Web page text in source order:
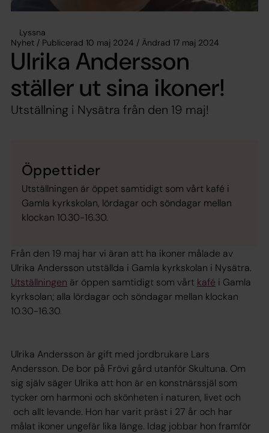
Lyssna
Nyhet / Publicerad 10 maj 2024 / Ändrad 17 maj 2024
Ulrika Andersson
ställer ut sina ikoner!
Utställning i Nysätra från den 19 maj!
Öppettider
Utställningen är öppet samtidigt som vårt kafé i
Gamla kyrkskolan, lördagar och söndagar mellan
klockan 10.30-16.30.
Från den 19 maj har vi äran att ha ikoner målade av
Ulrika Andersson utställda i Gamla kyrkskolan i Nysätra.
Utställningen är öppen samtidigt som vårt kafé i Gamla
kyrksolan; alla lördagar och söndagar mellan klockan
10.30-16.30.
Ulrika Andersson är gift med jordbrukare Lars
Andersson. De bor på Frövi gård utanför Skultuna. Om
sig själv säger Ulrika att hon är en konstnärssjäl som
tycker om harmoni och skönheten i naturen, livet och
och allt levande. Hon har varit präst i 27 år och har
målat ikoner ungefär lika länge. Idag jobbar hon framför